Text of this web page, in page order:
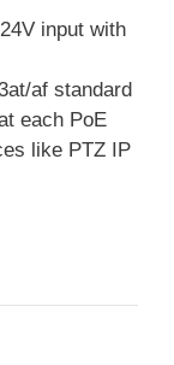
input with
af standard
each PoE
like PTZ IP